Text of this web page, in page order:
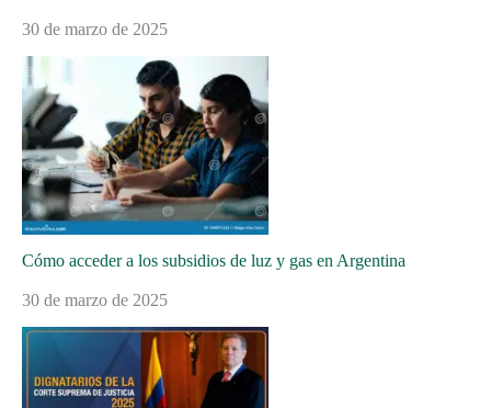
30 de marzo de 2025
Cómo acceder a los subsidios de luz y gas en Argentina
30 de marzo de 2025